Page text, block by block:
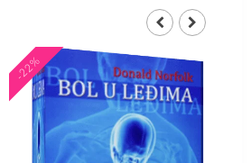
-22%